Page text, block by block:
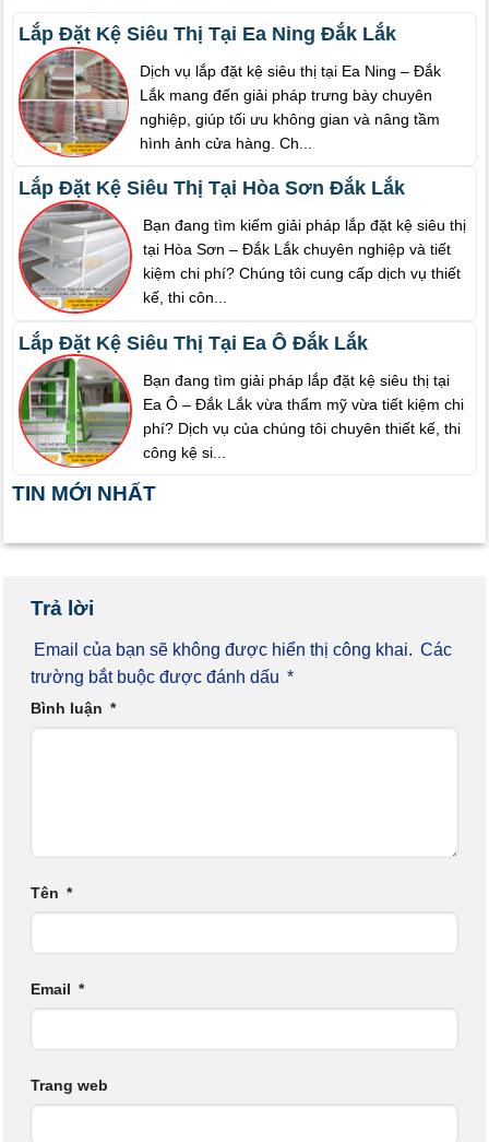
Lắp Đặt Kệ Siêu Thị Tại Ea Ning Đắk Lắk
Dịch vụ lắp đặt kệ siêu thị tại Ea Ning – Đắk
Lắk mang đến giải pháp trưng bày chuyên
nghiệp, giúp tối ưu không gian và nâng tầm
hình ảnh cửa hàng. Ch...
Lắp Đặt Kệ Siêu Thị Tại Hòa Sơn Đắk Lắk
Bạn đang tìm kiếm giải pháp lắp đặt kệ siêu thị
tại Hòa Sơn – Đắk Lắk chuyên nghiệp và tiết
kiệm chi phí? Chúng tôi cung cấp dịch vụ thiết
kế, thi côn...
Lắp Đặt Kệ Siêu Thị Tại Ea Ô Đắk Lắk
Bạn đang tìm giải pháp lắp đặt kệ siêu thị tại
Ea Ô – Đắk Lắk vừa thẩm mỹ vừa tiết kiệm chi
phí? Dịch vụ của chúng tôi chuyên thiết kế, thi
công kệ si...
TIN MỚI NHẤT
Trả lời
Email của bạn sẽ không được hiển thị công khai. Các
trường bắt buộc được đánh dấu *
Bình luận *
Tên *
Email *
Trang web